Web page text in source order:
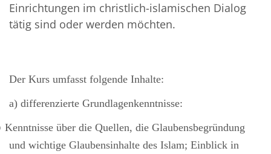
Einrichtungen im christlich-islamischen Dialog
tätig sind oder werden möchten.
Der Kurs umfasst folgende Inhalte:
a) differenzierte Grundlagenkenntnisse:
Kenntnisse über die Quellen, die Glaubensbegründung
und wichtige Glaubensinhalte des Islam; Einblick in